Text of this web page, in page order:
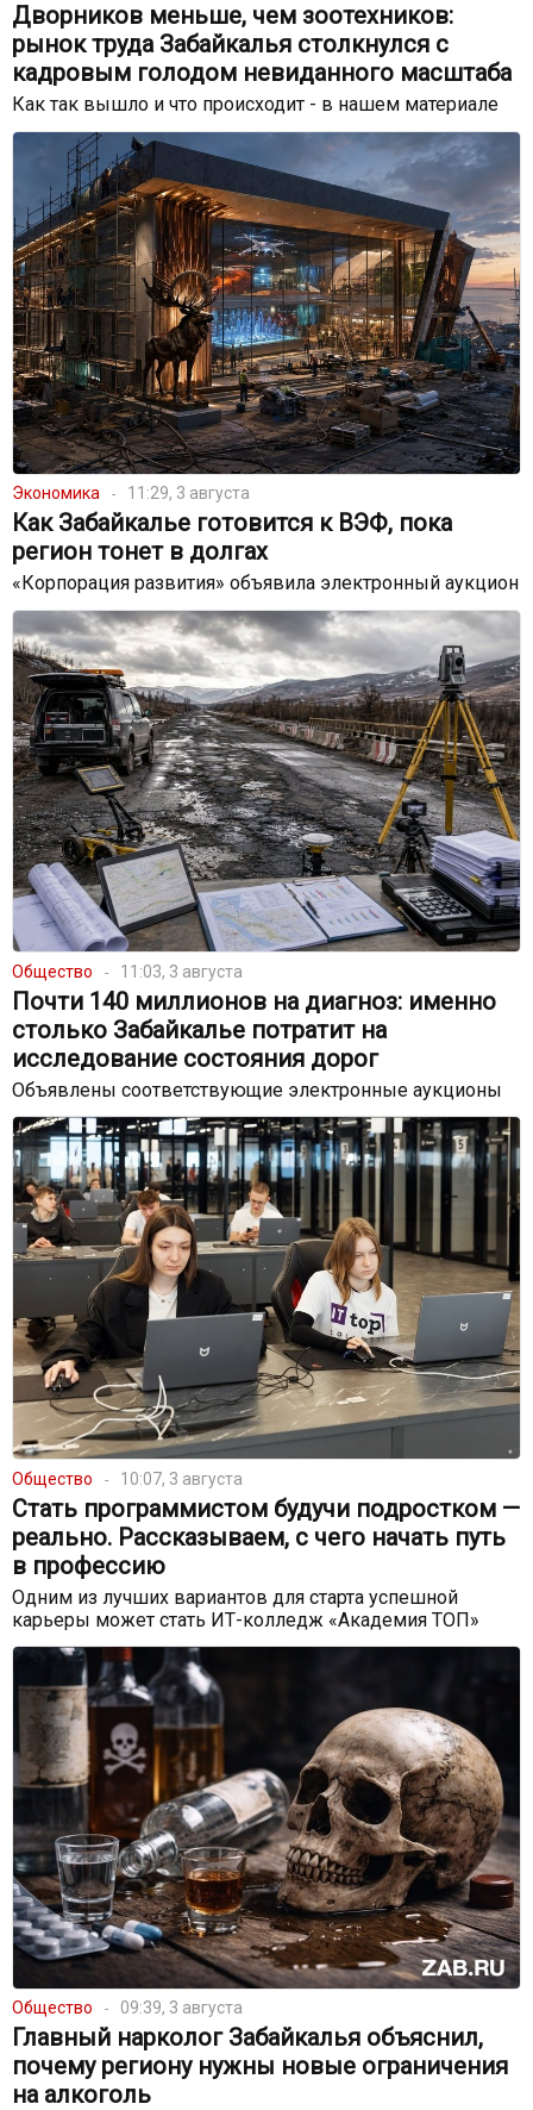
Дворников меньше, чем зоотехников:
рынок труда Забайкалья столкнулся с
кадровым голодом невиданного масштаба
Как так вышло и что происходит - в нашем материале
Экономика 11:29, 3 августа
Как Забайкалье готовится к ВЭФ, пока
регион тонет в долгах
«Корпорация развития» объявила электронный аукцион
Общество 11:03, 3 августа
Почти 140 миллионов на диагноз: именно
столько Забайкалье потратит на
исследование состояния дорог
Объявлены соответствующие электронные аукционы
Общество 10:07, 3 августа
Стать программистом будучи подростком —
реально. Рассказываем, с чего начать путь
в профессию
Одним из лучших вариантов для старта успешной
карьеры может стать ИТ-колледж «Академия ТОП»
Общество 09:39, 3 августа
Главный нарколог Забайкалья объяснил,
почему региону нужны новые ограничения
на алкоголь